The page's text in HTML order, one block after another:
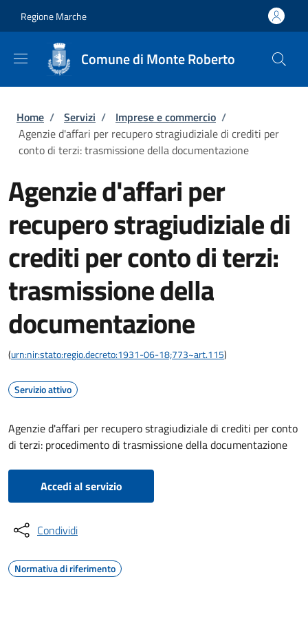
Regione Marche
Comune di Monte Roberto
Briciole di pane
Home / Servizi / Imprese e commercio /
Agenzie d'affari per recupero stragiudiziale di crediti per
conto di terzi: trasmissione della documentazione
Agenzie d'affari per
recupero stragiudiziale di
crediti per conto di terzi:
trasmissione della
documentazione
(urn:nir:stato:regio.decreto:1931-06-18;773~art.115)
Servizio attivo
Agenzie d'affari per recupero stragiudiziale di crediti per conto
di terzi: procedimento di trasmissione della documentazione
Accedi al servizio
Condividi
Normativa di riferimento